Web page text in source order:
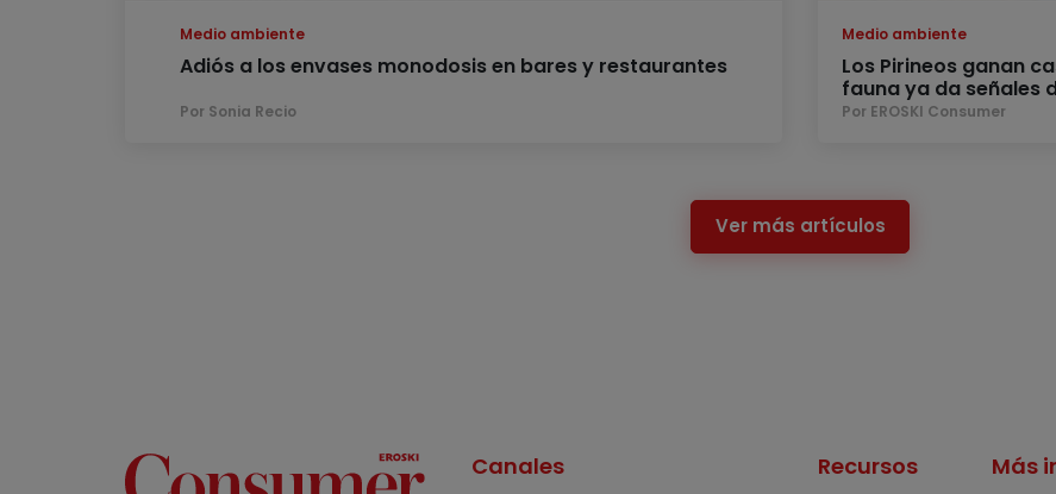
Medio ambiente
Adiós a los envases monodosis en bares y restaurantes
Por Sonia Recio
Medio ambiente
Los Pirineos ganan
fauna ya da señales
Por EROSKI Consumer
Ver más artículos
Canales Recursos Más